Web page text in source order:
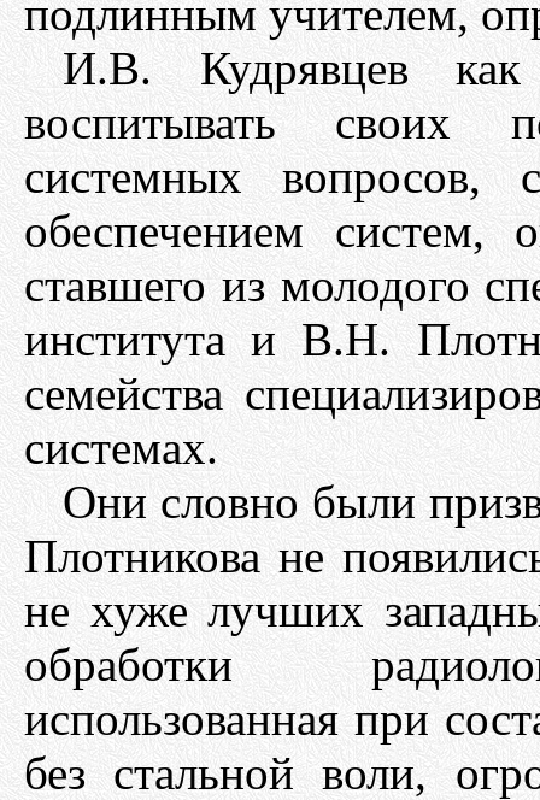
подлинным учителем,
И.В. Кудрявцев
воспитывать своих
системных вопросов,
обеспечением
ставшего из молодого
института и В.Н.
семейства
системах.
Они словно были
Плотникова не
не хуже лучших
обработки
использованная при
без стальной воли,